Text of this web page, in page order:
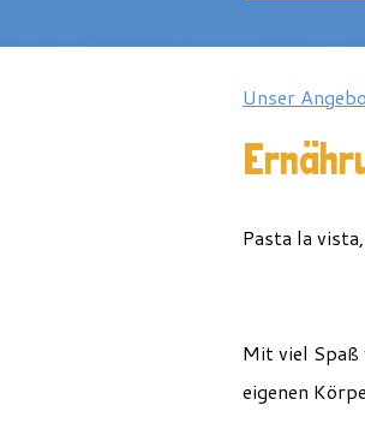
Unser
Pasta la
Mit viel Spaß
eigenen